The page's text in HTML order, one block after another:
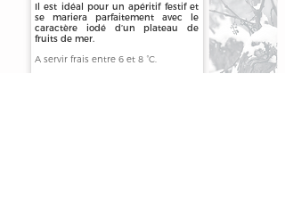
Il est idéal pour un apéritif festif et
se mariera parfaitement avec le
caractère iodé d’un plateau de
fruits de mer.
A servir frais entre 6 et 8 °C.